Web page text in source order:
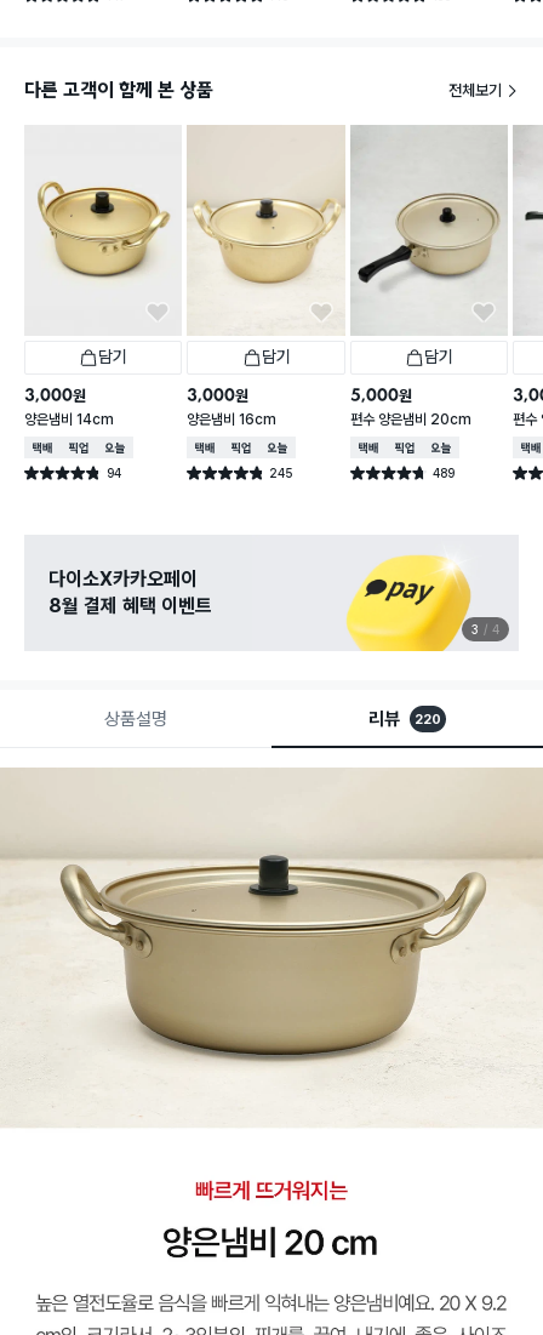
건 작성 건 작성 건 작성
다른 고객이 함께 본 상품 전체보기
담기
3,000원
양은냄비 14cm
택배배송매장픽업오늘배송
별점 4.8점 94
건 작성
담기
3,000원
양은냄비 16cm
택배배송매장픽업오늘배송
별점 4.8점 245
건 작성
담기
5,000원
편수 양은냄비 20cm
택배배송매장픽업오늘배송
별점 4.7점 489
건 작성
편수
택배
별점
다이소X카카오페이
8월 결제 혜택 이벤트
3 4
상품설명 리뷰 220